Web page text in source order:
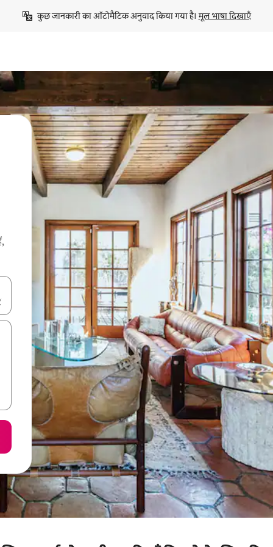
कुछ जानकारी का ऑटोमैटिक अनुवाद किया गया है। मूल भाषा दिखाएँ
नेविगेट करें या टच या फिर स्वाइप जेस्चर का इस्तेमाल करके एक्सप्लोर करें।